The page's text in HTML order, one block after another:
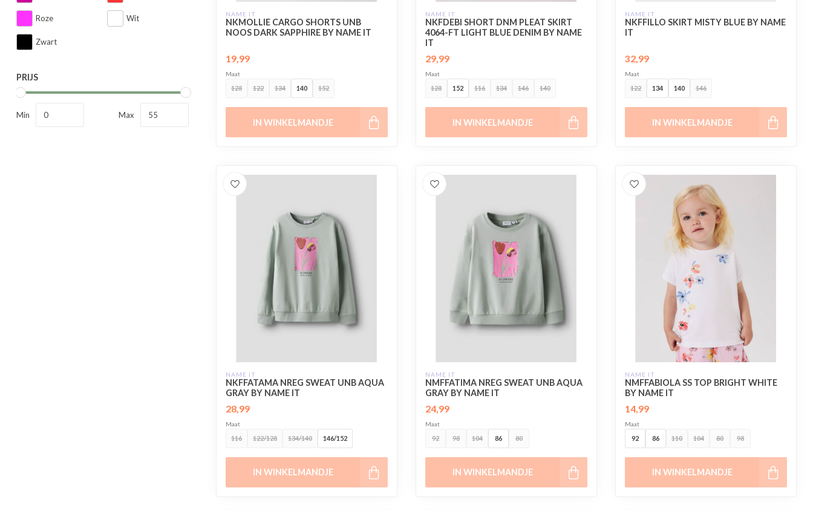
Roze Wit
Zwart
PRIJS
Min Max
NAME IT
NKMOLLIE CARGO SHORTS UNB
NOOS DARK SAPPHIRE BY NAME IT
19,99
Maat
128 122 134 140 152
IN WINKELMANDJE
NAME IT
NKFDEBI SHORT DNM PLEAT SKIRT
4064-FT LIGHT BLUE DENIM BY NAME
IT
29,99
Maat
128 152 116 134 146 140
IN WINKELMANDJE
NAME IT
NKFFILLO SKIRT MISTY BLUE BY NAME
IT
32,99
Maat
122 134 140 146
IN WINKELMANDJE
NAME IT
NKFFATAMA NREG SWEAT UNB AQUA
GRAY BY NAME IT
28,99
Maat
116 122/128 134/140 146/152
IN WINKELMANDJE
NAME IT
NMFFATIMA NREG SWEAT UNB AQUA
GRAY BY NAME IT
24,99
Maat
92 98 104 86 80
IN WINKELMANDJE
NAME IT
NMFFABIOLA SS TOP BRIGHT WHITE
BY NAME IT
14,99
Maat
92 86 110 104 80 98
IN WINKELMANDJE